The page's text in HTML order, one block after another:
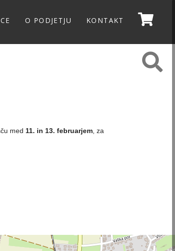
O PODJETJU KONTAKT
med 11. in 13. februarjem, za